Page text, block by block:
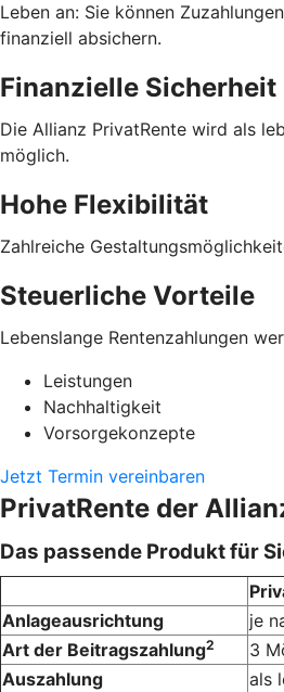
Leben an: Sie können
finanziell absichern.
Finanzielle Sicherheit
Die Allianz PrivatRente wird als
möglich.
Hohe Flexibilität
Zahlreiche
Steuerliche Vorteile
Lebens­lange Renten­zahlungen
Leistungen
Nachhaltigkeit
Vorsorgekonzepte
Jetzt Termin vereinbaren
PrivatRente der
Das passende Produkt für
Anlageausrichtung
je
Art der Beitragszahlung2
3
Auszahlung
als